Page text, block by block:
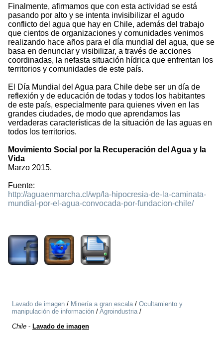
Finalmente, afirmamos que con esta actividad se está
pasando por alto y se intenta invisibilizar el agudo
conflicto del agua que hay en Chile, además del trabajo
que cientos de organizaciones y comunidades venimos
realizando hace años para el día mundial del agua, que se
basa en denunciar y visibilizar, a través de acciones
coordinadas, la nefasta situación hídrica que enfrentan los
territorios y comunidades de este país.
El Día Mundial del Agua para Chile debe ser un día de
reflexión y de educación de todas y todos los habitantes
de este país, especialmente para quienes viven en las
grandes ciudades, de modo que aprendamos las
verdaderas características de la situación de las aguas en
todos los territorios.
Movimiento Social por la Recuperación del Agua y la
Vida
Marzo 2015.
Fuente:
http://aguaenmarcha.cl/wp/la-hipocresia-de-la-caminata-
mundial-por-el-agua-convocada-por-fundacion-chile/
Lavado de imagen / Minería a gran escala/ Ocultamiento y
manipulación de información / Agroindustria/
Chile - Lavado de imagen